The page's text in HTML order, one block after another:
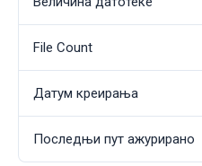
File Count
Датум креирања
Последњи пут ажурирано